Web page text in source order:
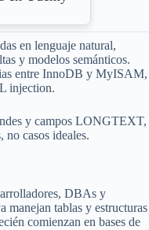
en lenguaje natural,
y modelos semánticos.
entre InnoDB y MyISAM,
injection.
y campos LONGTEXT,
no casos ideales.
DBAs y
manejan tablas y estructuras
comienzan en bases de